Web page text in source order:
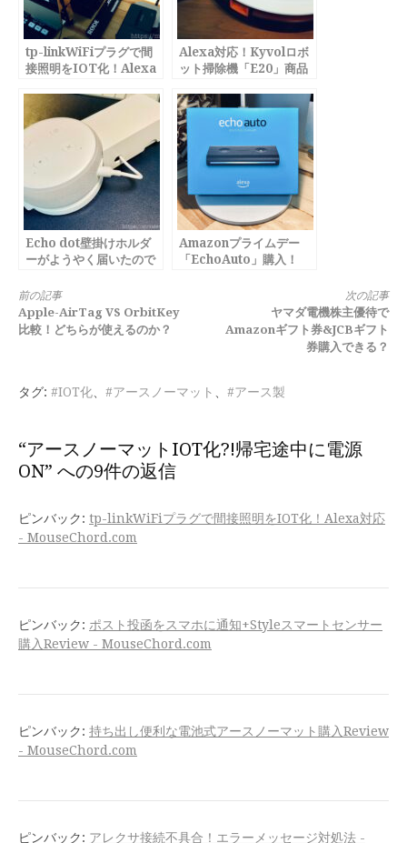
tp-linkWiFiプラグで間
接照明をIOT化！Alexa
Alexa対応！Kyvolロボ
ット掃除機「E20」商品
Echo dot壁掛けホルダ
ーがようやく届いたので
Amazonプライムデー
「EchoAuto」購入！
続
き
読
前の記事
Apple-AirTag VS OrbitKey
比較！どちらが使えるのか？
次の記事
ヤマダ電機株主優待で
Amazonギフト券&JCBギフト
券購入できる？
タグ: #IOT化 #アースノーマット #アース製
“アースノーマットIOT化?!帰宅途中に電源
ON” への9件の返信
ピンバック: tp-linkWiFiプラグで間接照明をIOT化！Alexa対応
- MouseChord.com
ピンバック: ポスト投函をスマホに通知+Styleスマートセンサー
購入Review - MouseChord.com
ピンバック: 持ち出し便利な電池式アースノーマット購入Review
- MouseChord.com
ピンバック: アレクサ接続不具合！エラーメッセージ対処法 -